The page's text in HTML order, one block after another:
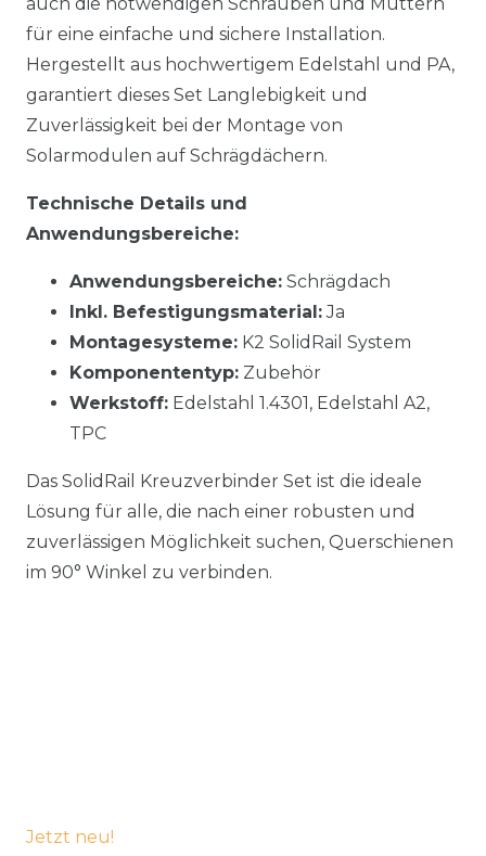
für eine einfache und sichere Installation.
Hergestellt aus hochwertigem Edelstahl und PA,
garantiert dieses Set Langlebigkeit und
Zuverlässigkeit bei der Montage von
Solarmodulen auf Schrägdächern.
Technische Details und
Anwendungsbereiche:
Anwendungsbereiche: Schrägdach
Inkl. Befestigungsmaterial:Ja
Montagesysteme: K2 SolidRail System
Komponententyp: Zubehör
Werkstoff: Edelstahl 1.4301, Edelstahl A2,
TPC
Das SolidRail Kreuzverbinder Set ist die ideale
Lösung für alle, die nach einer robusten und
zuverlässigen Möglichkeit suchen, Querschienen
im 90° Winkel zu verbinden.
Jetzt neu!